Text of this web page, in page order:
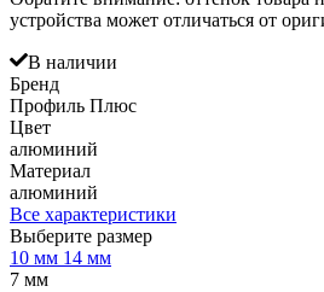
устройства может отличаться от
В наличии
Бренд
Профиль Плюс
Цвет
алюминий
Материал
алюминий
Все характеристики
Выберите размер
10 мм 14 мм
7 мм